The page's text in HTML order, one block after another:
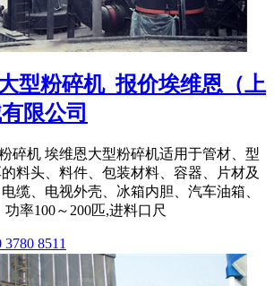
型粉碎机_报价埃维恩（上
限公司
碎机 埃维恩大型粉碎机适用于管材、型
料头、料件、包装材料、容器、片材及
缆、电视外壳、冰箱内胆、汽车油箱、
率100～200匹,进料口尺
8511